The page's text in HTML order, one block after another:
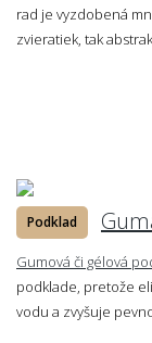
rad je vyzdobená
zvieratiek, tak
Podklad
Gumová či gélová
podklade, pretože
vodu a zvyšuje